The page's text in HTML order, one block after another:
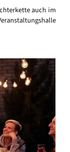
auch im